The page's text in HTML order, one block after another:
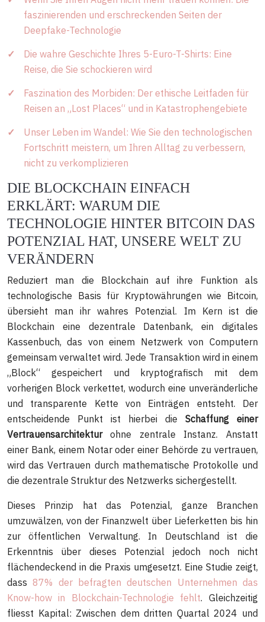
faszinierenden und erschreckenden Seiten der
Deepfake-Technologie
Die wahre Geschichte Ihres 5-Euro-T-Shirts: Eine
Reise, die Sie schockieren wird
Faszination des Morbiden: Der ethische Leitfaden für
Reisen an „Lost Places“ und in Katastrophengebiete
Unser Leben im Wandel: Wie Sie den technologischen
Fortschritt meistern, um Ihren Alltag zu verbessern,
nicht zu verkomplizieren
DIE BLOCKCHAIN EINFACH
ERKLÄRT: WARUM DIE
TECHNOLOGIE HINTER BITCOIN DAS
POTENZIAL HAT, UNSERE WELT ZU
VERÄNDERN
Reduziert man die Blockchain auf ihre Funktion als
technologische Basis für Kryptowährungen wie Bitcoin,
übersieht man ihr wahres Potenzial. Im Kern ist die
Blockchain eine dezentrale Datenbank, ein digitales
Kassenbuch, das von einem Netzwerk von Computern
gemeinsam verwaltet wird. Jede Transaktion wird in einem
„Block“ gespeichert und kryptografisch mit dem
vorherigen Block verkettet, wodurch eine unveränderliche
und transparente Kette von Einträgen entsteht. Der
entscheidende Punkt ist hierbei die Schaffung einer
Vertrauensarchitekturohne zentrale Instanz. Anstatt
einer Bank, einem Notar oder einer Behörde zu vertrauen,
wird das Vertrauen durch mathematische Protokolle und
die dezentrale Struktur des Netzwerks sichergestellt.
Dieses Prinzip hat das Potenzial, ganze Branchen
umzuwälzen, von der Finanzwelt über Lieferketten bis hin
zur öffentlichen Verwaltung. In Deutschland ist die
Erkenntnis über dieses Potenzial jedoch noch nicht
flächendeckend in die Praxis umgesetzt. Eine Studie zeigt,
dass87% der befragten deutschen Unternehmen das
Know-how in Blockchain-Technologie fehlt. Gleichzeitig
fliesst Kapital: Zwischen dem dritten Quartal 2024 und